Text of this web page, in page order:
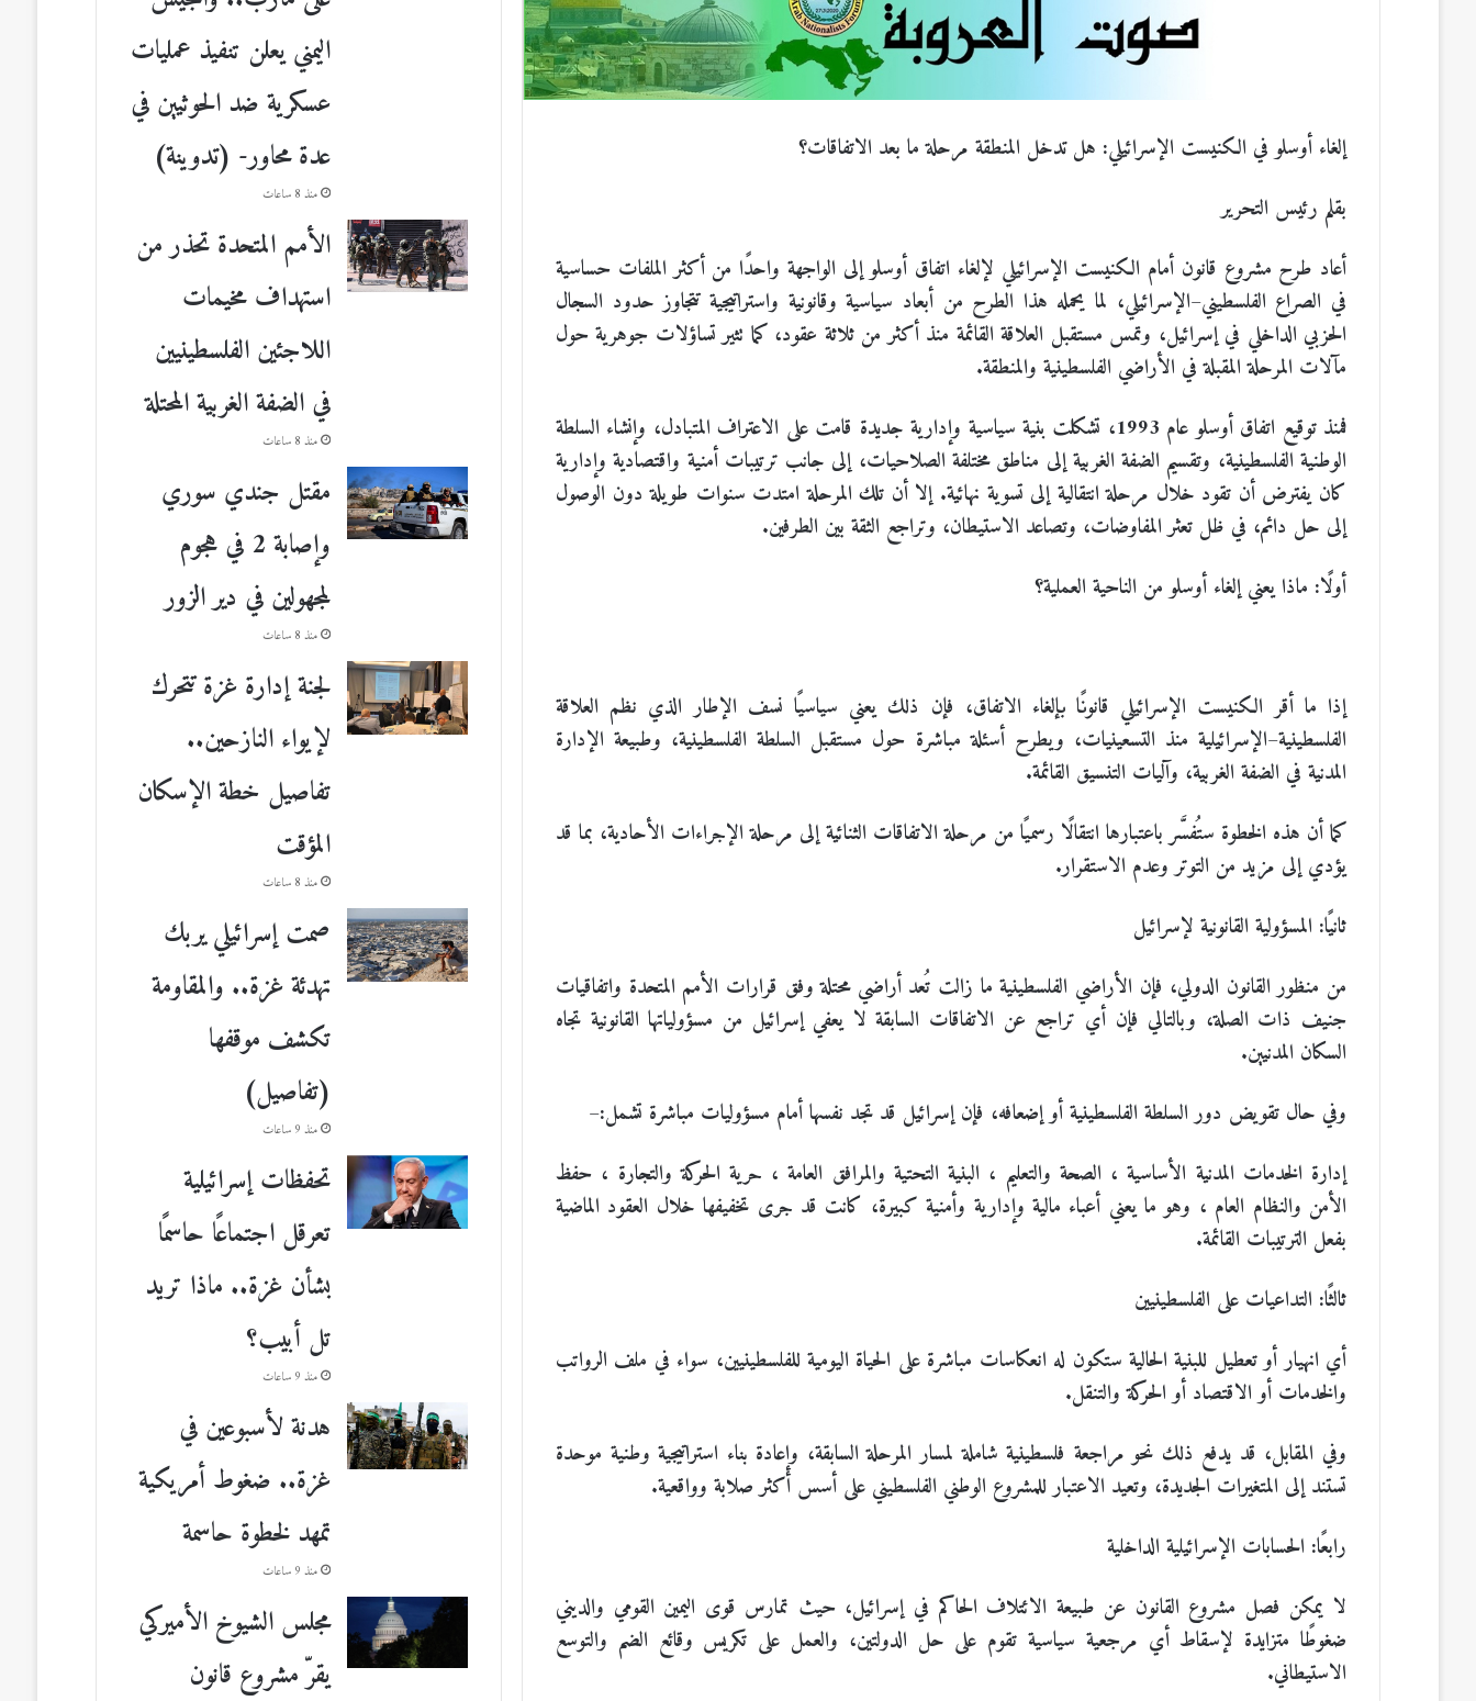
ن
د
u
m
b
ن
س
ت
d
d
إلغاء أوسلو في الكنيست الإسرائيلي: هل تدخل المنطقة مرحلة ما بعد الاتفاقات؟
بقلم رئيس التحرير
أعاد طرح مشروع قانون أمام الكنيست الإسرائيلي لإلغاء اتفاق أوسلو إلى الواجهة واحدًا من أكثر الملفات حساسية
في الصراع الفلسطيني–الإسرائيلي، لما يحمله هذا الطرح من أبعاد سياسية وقانونية واستراتيجية تتجاوز حدود السجال
الحزبي الداخلي في إسرائيل، وتمس مستقبل العلاقة القائمة منذ أكثر من ثلاثة عقود، كما تثير تساؤلات جوهرية حول
مآلات المرحلة المقبلة في الأراضي الفلسطينية والمنطقة.
فمنذ توقيع اتفاق أوسلو عام 1993، تشكلت بنية سياسية وإدارية جديدة قامت على الاعتراف المتبادل، وإنشاء السلطة
الوطنية الفلسطينية، وتقسيم الضفة الغربية إلى مناطق مختلفة الصلاحيات، إلى جانب ترتيبات أمنية واقتصادية وإدارية
كان يفترض أن تقود خلال مرحلة انتقالية إلى تسوية نهائية. إلا أن تلك المرحلة امتدت سنوات طويلة دون الوصول
إلى حل دائم، في ظل تعثر المفاوضات، وتصاعد الاستيطان، وتراجع الثقة بين الطرفين.
أولًا: ماذا يعني إلغاء أوسلو من الناحية العملية؟
إذا ما أقر الكنيست الإسرائيلي قانونًا بإلغاء الاتفاق، فإن ذلك يعني سياسيًا نسف الإطار الذي نظم العلاقة
الفلسطينية–الإسرائيلية منذ التسعينيات، ويطرح أسئلة مباشرة حول مستقبل السلطة الفلسطينية، وطبيعة الإدارة
المدنية في الضفة الغربية، وآليات التنسيق القائمة.
كما أن هذه الخطوة ستُفسَّر باعتبارها انتقالًا رسميًا من مرحلة الاتفاقات الثنائية إلى مرحلة الإجراءات الأحادية، بما قد
يؤدي إلى مزيد من التوتر وعدم الاستقرار.
ثانيًا: المسؤولية القانونية لإسرائيل
من منظور القانون الدولي، فإن الأراضي الفلسطينية ما زالت تُعد أراضي محتلة وفق قرارات الأمم المتحدة واتفاقيات
جنيف ذات الصلة، وبالتالي فإن أي تراجع عن الاتفاقات السابقة لا يعفي إسرائيل من مسؤولياتها القانونية تجاه
السكان المدنيين.
وفي حال تقويض دور السلطة الفلسطينية أو إضعافه، فإن إسرائيل قد تجد نفسها أمام مسؤوليات مباشرة تشمل:–
إدارة الخدمات المدنية الأساسية، الصحة والتعليم ، البنية التحتية والمرافق العامة، حرية الحركة والتجارة ، حفظ
الأمن والنظام العام ، وهو ما يعني أعباء مالية وإدارية وأمنية كبيرة، كانت قد جرى تخفيفها خلال العقود الماضية
بفعل الترتيبات القائمة.
ثالثًا: التداعيات على الفلسطينيين
أي انهيار أو تعطيل للبنية الحالية ستكون له انعكاسات مباشرة على الحياة اليومية للفلسطينيين، سواء في ملف الرواتب
والخدمات أو الاقتصاد أو الحركة والتنقل.
وفي المقابل، قد يدفع ذلك نحو مراجعة فلسطينية شاملة لمسار المرحلة السابقة، وإعادة بناء استراتيجية وطنية موحدة
تستند إلى المتغيرات الجديدة، وتعيد الاعتبار للمشروع الوطني الفلسطيني على أسس أكثر صلابة وواقعية.
رابعًا: الحسابات الإسرائيلية الداخلية
لا يمكن فصل مشروع القانون عن طبيعة الائتلاف الحاكم في إسرائيل، حيث تمارس قوى اليمين القومي والديني
ضغوطًا متزايدة لإسقاط أي مرجعية سياسية تقوم على حل الدولتين، والعمل على تكريس وقائع الضم والتوسع
الاستيطاني.
اليمني يعلن تنفيذ عمليات
عسكرية ضد الحوثيين في
عدة محاور- (تدوينة)
منذ 8 ساعات
الأمم المتحدة تحذر من
استهداف مخيمات
اللاجئين الفلسطينيين
في الضفة الغربية المحتلة
منذ 8 ساعات
مقتل جندي سوري
وإصابة 2 في هجوم
لمجهولين في دير الزور
منذ 8 ساعات
لجنة إدارة غزة تتحرك
لإيواء النازحين..
تفاصيل خطة الإسكان
المؤقت
منذ 8 ساعات
صمت إسرائيلي يربك
تهدئة غزة.. والمقاومة
تكشف موقفها
(تفاصيل)
منذ 9 ساعات
تحفظات إسرائيلية
تعرقل اجتماعًا حاسمًا
بشأن غزة.. ماذا تريد
تل أبيب؟
منذ 9 ساعات
هدنة لأسبوعين في
غزة.. ضغوط أمريكية
تمهد لخطوة حاسمة
منذ 9 ساعات
مجلس الشيوخ الأميركي
يقرّ مشروع قانون